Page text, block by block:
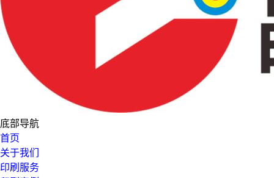
底部导航
首页
关于我们
印刷服务